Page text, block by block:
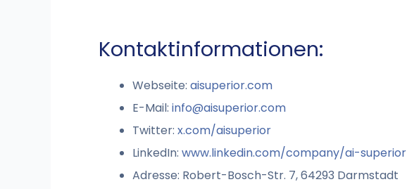
Kontaktinformationen:
Webseite: aisuperior.com
E-Mail: info@aisuperior.com
Twitter: x.com/aisuperior
LinkedIn: www.linkedin.com/company/ai-superior
Adresse: Robert-Bosch-Str. 7, 64293 Darmstadt